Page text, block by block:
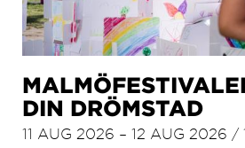
DIN DRÖMSTAD
11 AUG 2026 – 12 AUG 2026 /